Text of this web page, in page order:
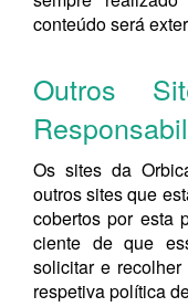
conteúdo será
Outros
Os sites da
outros sites que
cobertos por esta
ciente de que
solicitar e
respetiva política